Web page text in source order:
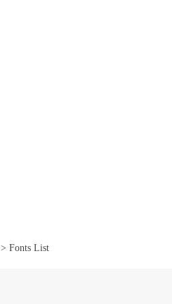
> Fonts List